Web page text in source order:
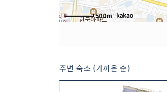
500m
주변 숙소 (가까운 순)